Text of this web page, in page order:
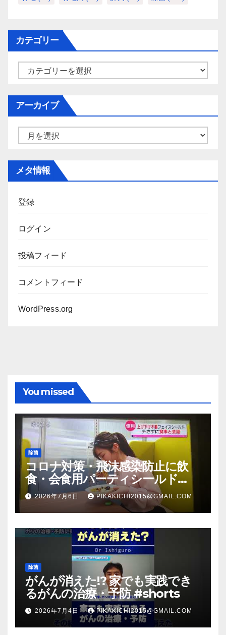
カテゴリー
ー
アーカイブ
メタ情報
登録
ログイン
投稿フィード
コメントフィード
WordPress.org
You missed
除菌
コロナ対策・飛沫感染防止に飲
食・会食用パーティシールド
（マスク会食代替品）ＦＢＣ福井
放送のＴＶ番組での紹介映像
2026年7月6日 PIKAKICHI2015@GMAIL.COM
除菌
がんが消えた!? 家でも実践でき
るがんの治療・予防 #shorts
2026年7月4日 PIKAKICHI2015@GMAIL.COM